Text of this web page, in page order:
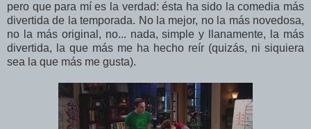
pero que para mí es la verdad: ésta ha sido la comedia más
divertida de la temporada. No la mejor, no la más novedosa,
no la más original, no... nada, simple y llanamente, la más
divertida, la que más me ha hecho reír (quizás, ni siquiera
sea la que más me gusta).